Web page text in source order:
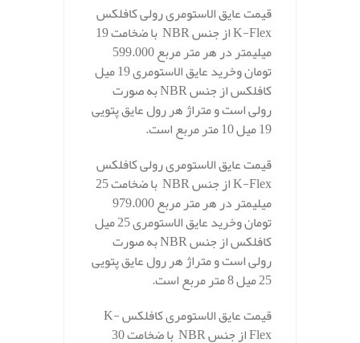
قیمت عایق الاستومری رولی کافلکس
K-Flex از جنس NBR با ضخامت 19
میلیمتر در هر متر مربع 599.000
تومان وخرید عایق الاستومری 19 میل
کافلکس از جنس NBR به صورت
رولی است و متراژ هر رول عایق پتویی
19 میل 10 متر مربع است.
قیمت عایق الاستومری رولی کافلکس
K-Flex از جنس NBR با ضخامت 25
میلیمتر در هر متر مربع 979.000
تومان وخرید عایق الاستومری 25 میل
کافلکس از جنس NBR به صورت
رولی است و متراژ هر رول عایق پتویی
25 میل 8 متر مربع است.
قیمت عایق الاستومری کافلکس K-
Flex از جنس NBR با ضخامت 30